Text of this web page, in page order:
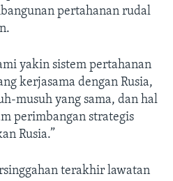
pertahanan rudal
yakin sistem pertahanan
kerjasama dengan Rusia,
musuh yang sama, dan hal
perimbangan strategis
Rusia.”
terakhir lawatan